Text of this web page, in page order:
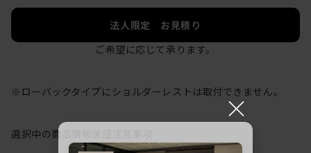
法人限定 お見積り
ご希望に応じて承ります。
※ローバックタイプにショルダーレストは取付できません。
選択中の商品情報
×